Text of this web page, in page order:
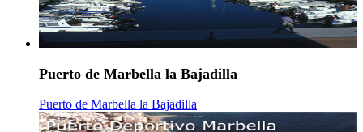
Puerto de Marbella la Bajadilla
Puerto de Marbella la Bajadilla